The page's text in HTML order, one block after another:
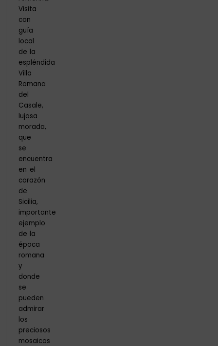
Visita
con
guía
local
de la
espléndida
Villa
Romana
del
Casale,
lujosa
morada,
que
se
encuentra
en el
corazón
de
Sicilia,
importante
ejemplo
de la
época
romana
y
donde
se
pueden
admirar
los
preciosos
mosaicos